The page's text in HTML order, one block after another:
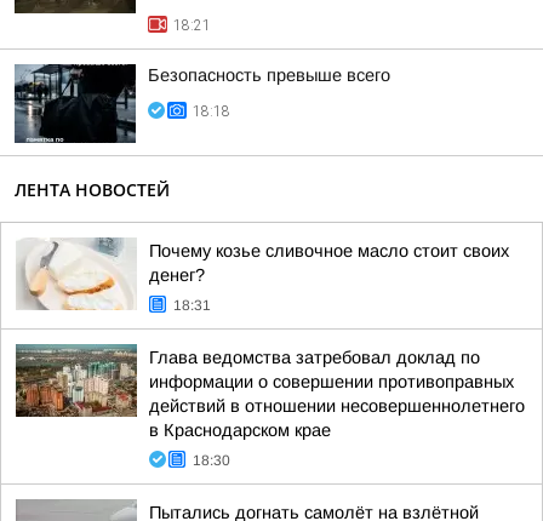
18:21
Безопасность превыше всего
18:18
ЛЕНТА НОВОСТЕЙ
Почему козье сливочное масло стоит своих
денег?
18:31
Глава ведомства затребовал доклад по
информации о совершении противоправных
действий в отношении несовершеннолетнего
в Краснодарском крае
18:30
Пытались догнать самолёт на взлётной